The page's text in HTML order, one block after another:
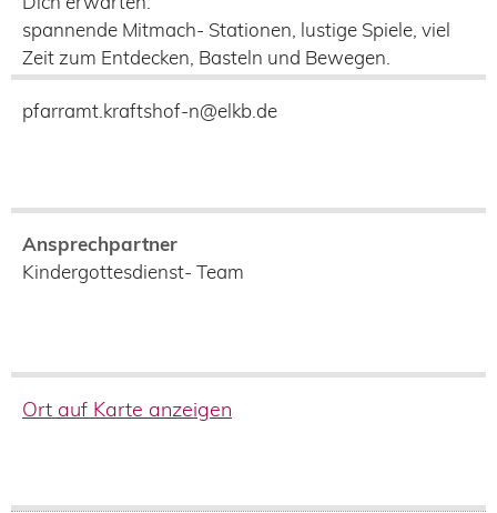
spannende Mitmach- Stationen, lustige Spiele, viel
Zeit zum Entdecken, Basteln und Bewegen.
pfarramt.kraftshof-n@elkb.de
Ansprechpartner
Kindergottesdienst- Team
Ort auf Karte anzeigen